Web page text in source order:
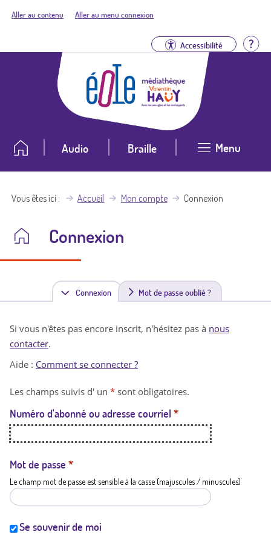
Aller au contenu Aller au menu connexion
Accessibilité
Audio Braille Menu
Vous êtes ici Accueil Mon compte Connexion
Connexion
Connexion(
n
t
a
t
i
Mot de passe oublié ?
Si vous n'êtes pas encore inscrit, n'hésitez pas à nous
contacter.
Aide : Comment se connecter ?
Les champs suivis d' un * sont obligatoires.
Numéro d'abonné ou adresse courriel *
Mot de passe *
Le champ mot de passe est sensible à la casse (majuscules / minuscules)
Se souvenir de moi